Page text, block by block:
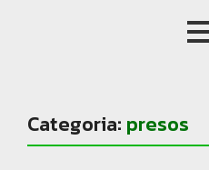
Categoria: presos